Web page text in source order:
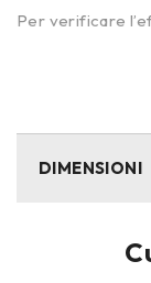
Per verificare
DIMENSIONI